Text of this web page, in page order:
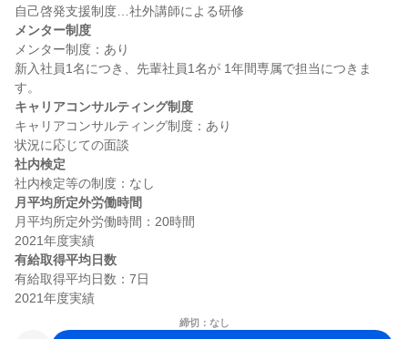
メンター制度
メンター制度：あり
新入社員1名につき、先輩社員1名が 1年間専属で担当につきま
キャリアコンサルティング制度
キャリアコンサルティング制度：あり
社内検定
月平均所定外労働時間
月平均所定外労働時間：20時間
有給取得平均日数
有給取得平均日数：7日
締切：なし